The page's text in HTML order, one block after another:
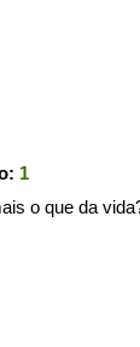
1
o que da